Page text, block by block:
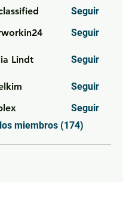
Seguir
Seguir
Lindt Seguir
Seguir
Seguir
miembros (174)